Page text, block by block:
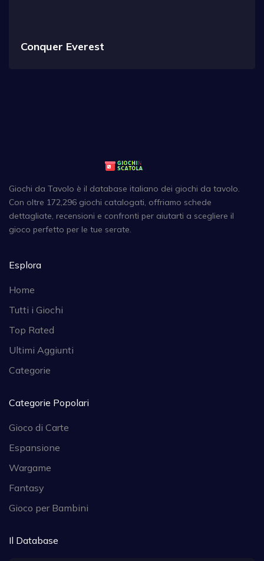
Conquer Everest
Giochi da Tavolo è il database italiano dei giochi da tavolo.
Con oltre 172,296 giochi catalogati, offriamo schede
dettagliate, recensioni e confronti per aiutarti a scegliere il
gioco perfetto per le tue serate.
Esplora
Home
Tutti i Giochi
Top Rated
Ultimi Aggiunti
Categorie
Categorie Popolari
Gioco di Carte
Espansione
Wargame
Fantasy
Gioco per Bambini
Il Database